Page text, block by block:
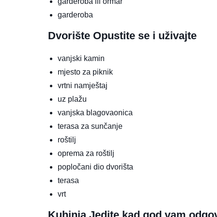
garderoba
Dvorište Opustite se i uživajte
vanjski kamin
mjesto za piknik
vrtni namještaj
uz plažu
vanjska blagovaonica
terasa za sunčanje
roštilj
oprema za roštilj
popločani dio dvorišta
terasa
vrt